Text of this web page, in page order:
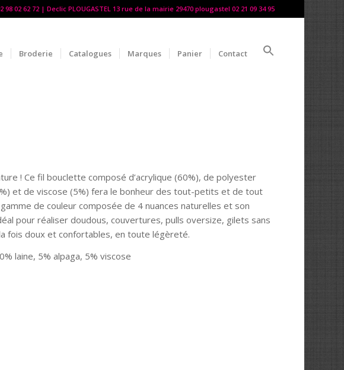
98 02 62 72 | Declic PLOUGASTEL 13 rue de la mairie 29470 plougastel 02 21 09 34 95
Broderie Catalogues Marques Panier Contact
! Ce fil bouclette composé d’acrylique (60%), de polyester
et de viscose (5%) fera le bonheur des tout-petits et de tout
de couleur composée de 4 nuances naturelles et son
pour réaliser doudous, couvertures, pulls oversize, gilets sans
fois doux et confortables, en toute légèreté.
laine, 5% alpaga, 5% viscose